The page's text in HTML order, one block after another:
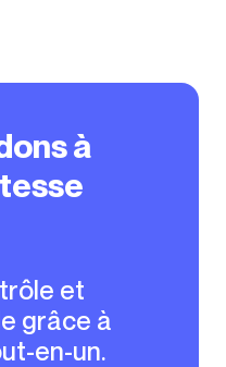
grâce à
en-un.